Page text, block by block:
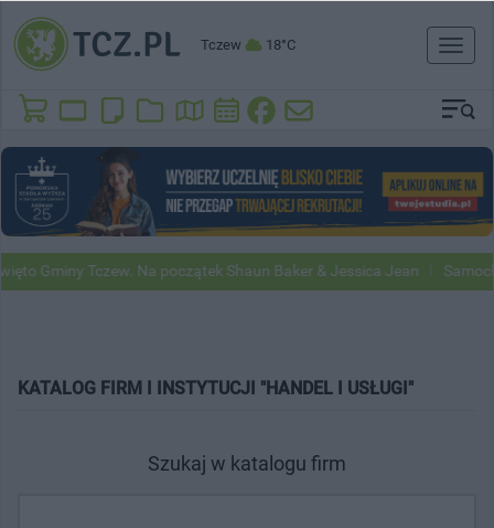
Tczew 18°C
Toggle
Gminy Tczew. Na początek Shaun Baker & Jessica Jean
KATALOG FIRM I INSTYTUCJI "HANDEL I USŁUGI"
Szukaj w katalogu firm